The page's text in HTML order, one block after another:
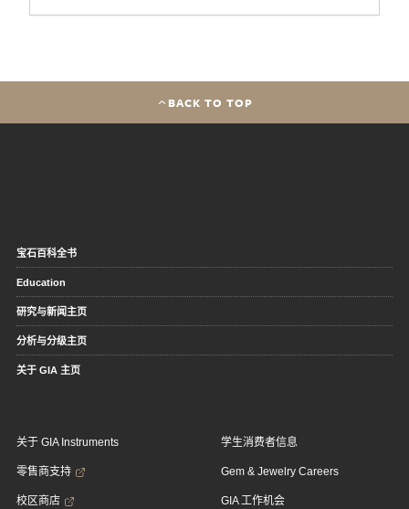
BACK TO TOP
宝石百科全书
Education
研究与新闻主页
分析与分级主页
关于 GIA 主页
关于 GIA Instruments
零售商支持
校区商店
学生消费者信息
Gem & Jewelry Careers
GIA 工作机会